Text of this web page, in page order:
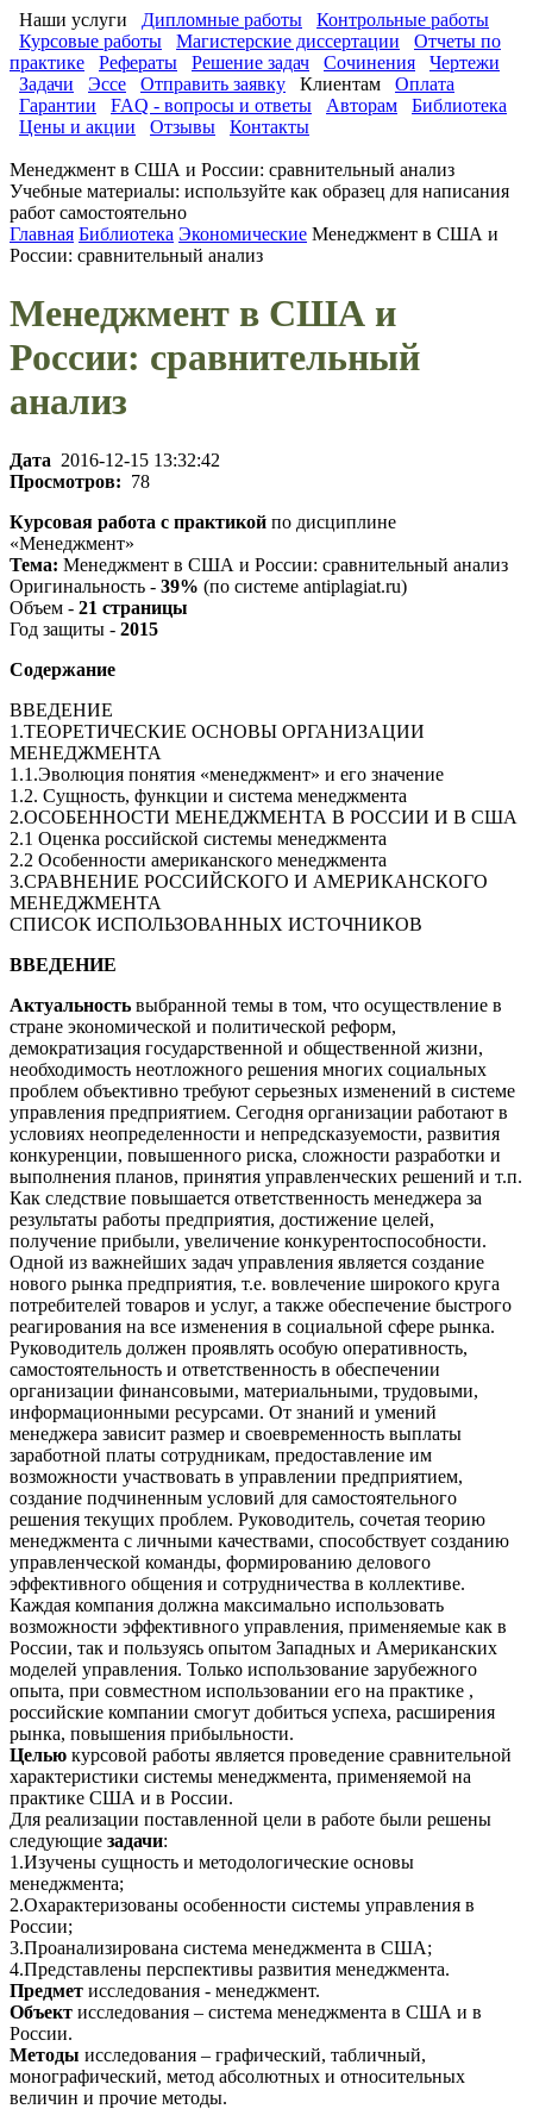
Наши услуги Дипломные работы
Контрольные работы
Курсовые работы
Магистерские диссертации
Отчеты по
практике
Рефераты Решение задач Сочинения
Чертежи
Задачи
Эссе Отправить заявку Клиентам
Оплата
Гарантии
FAQ - вопросы и ответы Авторам
Библиотека
Цены и акции
Отзывы Контакты
Менеджмент в США и России: сравнительный анализ
Учебные материалы: используйте как образец для написания
работ самостоятельно
Главная Библиотека Экономические Менеджмент в США и
России: сравнительный анализ
Менеджмент в США и
России: сравнительный
анализ
Дата 2016-12-15 13:32:42
Просмотров: 78
Курсовая работа с практикой по дисциплине
«Менеджмент»
Тема: Менеджмент в США и России: сравнительный анализ
Оригинальность - 39% (по системе antiplagiat.ru)
Объем - 21 страницы
Год защиты - 2015
Содержание
ВВЕДЕНИЕ
1.ТЕОРЕТИЧЕСКИЕ ОСНОВЫ ОРГАНИЗАЦИИ
МЕНЕДЖМЕНТА
1.1.Эволюция понятия «менеджмент» и его значение
1.2. Сущность, функции и система менеджмента
2.ОСОБЕННОСТИ МЕНЕДЖМЕНТА В РОССИИ И В США
2.1 Оценка российской системы менеджмента
2.2 Особенности американского менеджмента
3.СРАВНЕНИЕ РОССИЙСКОГО И АМЕРИКАНСКОГО
МЕНЕДЖМЕНТА
СПИСОК ИСПОЛЬЗОВАННЫХ ИСТОЧНИКОВ
ВВЕДЕНИЕ
Актуальность выбранной темы в том, что осуществление в
стране экономической и политической реформ,
демократизация государственной и общественной жизни,
необходимость неотложного решения многих социальных
проблем объективно требуют серьезных изменений в системе
управления предприятием. Сегодня организации работают в
условиях неопределенности и непредсказуемости, развития
конкуренции, повышенного риска, сложности разработки и
выполнения планов, принятия управленческих решений и т.п.
Как следствие повышается ответственность менеджера за
результаты работы предприятия, достижение целей,
получение прибыли, увеличение конкурентоспособности.
Одной из важнейших задач управления является создание
нового рынка предприятия, т.е. вовлечение широкого круга
потребителей товаров и услуг, а также обеспечение быстрого
реагирования на все изменения в социальной сфере рынка.
Руководитель должен проявлять особую оперативность,
самостоятельность и ответственность в обеспечении
организации финансовыми, материальными, трудовыми,
информационными ресурсами. От знаний и умений
менеджера зависит размер и своевременность выплаты
заработной платы сотрудникам, предоставление им
возможности участвовать в управлении предприятием,
создание подчиненным условий для самостоятельного
решения текущих проблем. Руководитель, сочетая теорию
менеджмента с личными качествами, способствует созданию
управленческой команды, формированию делового
эффективного общения и сотрудничества в коллективе.
Каждая компания должна максимально использовать
возможности эффективного управления, применяемые как в
России, так и пользуясь опытом Западных и Американских
моделей управления. Только использование зарубежного
опыта, при совместном использовании его на практике ,
российские компании смогут добиться успеха, расширения
рынка, повышения прибыльности.
Целью курсовой работы является проведение сравнительной
характеристики системы менеджмента, применяемой на
практике США и в России.
Для реализации поставленной цели в работе были решены
следующие задачи:
1.Изучены сущность и методологические основы
менеджмента;
2.Охарактеризованы особенности системы управления в
России;
3.Проанализирована система менеджмента в США;
4.Представлены перспективы развития менеджмента.
Предмет исследования - менеджмент.
Объект исследования – система менеджмента в США и в
России.
Методы исследования – графический, табличный,
монографический, метод абсолютных и относительных
величин и прочие методы.